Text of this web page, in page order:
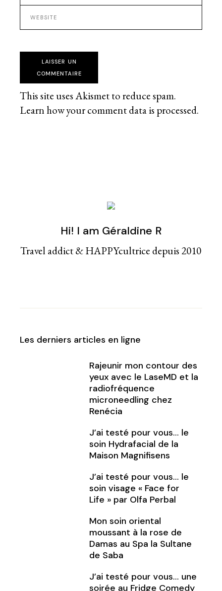
LAISSER UN
COMMENTAIRE
This site uses Akismet to reduce spam.
Learn how your comment data is processed.
Hi! I am Géraldine R
Travel addict & HAPPYcultrice depuis 2010
Les derniers articles en ligne
Rajeunir mon contour des
yeux avec le LaseMD et la
radiofréquence
microneedling chez
Renécia
J’ai testé pour vous… le
soin Hydrafacial de la
Maison Magnifisens
J’ai testé pour vous… le
soin visage « Face for
Life » par Olfa Perbal
Mon soin oriental
moussant à la rose de
Damas au Spa la Sultane
de Saba
J’ai testé pour vous… une
soirée au Fridge Comedy